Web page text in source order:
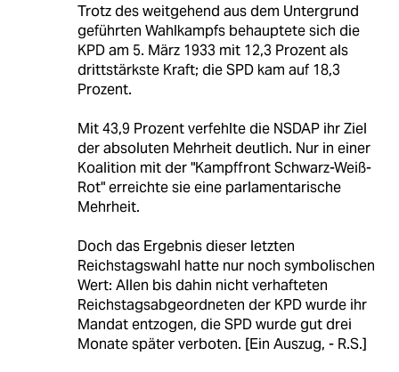
Trotz des weitgehend aus dem Untergrund
geführten Wahlkampfs behauptete sich die
KPD am 5. März 1933 mit 12,3 Prozent als
drittstärkste Kraft; die SPD kam auf 18,3
Prozent.
Mit 43,9 Prozent verfehlte die NSDAP ihr Ziel
der absoluten Mehrheit deutlich. Nur in einer
Koalition mit der "Kampffront Schwarz-Weiß-
Rot" erreichte sie eine parlamentarische
Mehrheit.
Doch das Ergebnis dieser letzten
Reichstagswahl hatte nur noch symbolischen
Wert: Allen bis dahin nicht verhafteten
Reichstagsabgeordneten der KPD wurde ihr
Mandat entzogen, die SPD wurde gut drei
Monate später verboten. [Ein Auszug, - R.S.]